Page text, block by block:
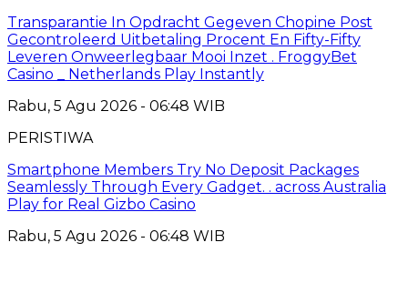
Transparantie In Opdracht Gegeven Chopine Post
Gecontroleerd Uitbetaling Procent En Fifty-Fifty
Leveren Onweerlegbaar Mooi Inzet . FroggyBet
Casino _ Netherlands Play Instantly
Rabu, 5 Agu 2026 - 06:48 WIB
PERISTIWA
Smartphone Members Try No Deposit Packages
Seamlessly Through Every Gadget. . across Australia
Play for Real Gizbo Casino
Rabu, 5 Agu 2026 - 06:48 WIB